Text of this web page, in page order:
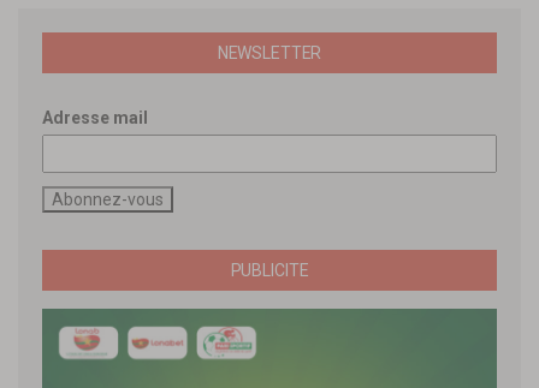
NEWSLETTER
Adresse mail
PUBLICITE